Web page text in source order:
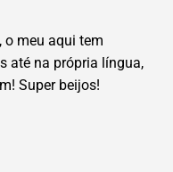
o meu aqui tem
até na própria língua,
Super beijos!